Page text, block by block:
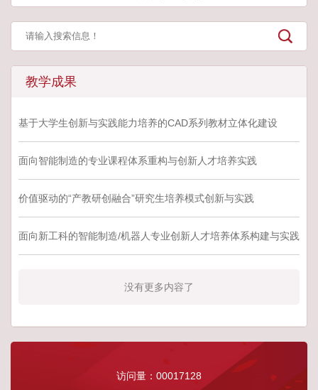
教学成果
基于大学生创新与实践能力培养的CAD系列教材立体化建设
面向智能制造的专业课程体系重构与创新人才培养实践
价值驱动的“产教研创融合”研究生培养模式创新与实践
面向新工科的智能制造/机器人专业创新人才培养体系构建与实践
没有更多内容了
访问量： 00017128